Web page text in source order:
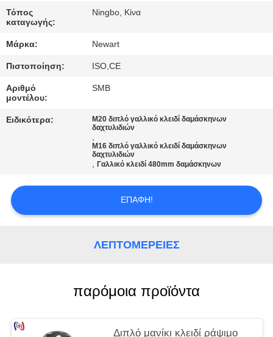
SITEMAP
ΠΟΛΙΤΙΚΉ
ΑΠΟΡΡΉΤΟΥ
Τόπος
καταγωγής:
Ningbo, Κίνα
Μάρκα: Newart
Πιστοποίηση: ISO,CE
Αριθμό
μοντέλου:
SMB
Ειδικότερα:
M20 διπλό γαλλικό κλειδί δαμάσκηνων
δαχτυλιδιών
,
M16 διπλό γαλλικό κλειδί δαμάσκηνων
δαχτυλιδιών
,Γαλλικό κλειδί 480mm δαμάσκηνων
ΕΠΑΦΉ!
ΛΕΠΤΟΜΈΡΕΙΕΣ
παρόμοια προϊόντα
Διπλό μανίκι κλειδί ράψιμο